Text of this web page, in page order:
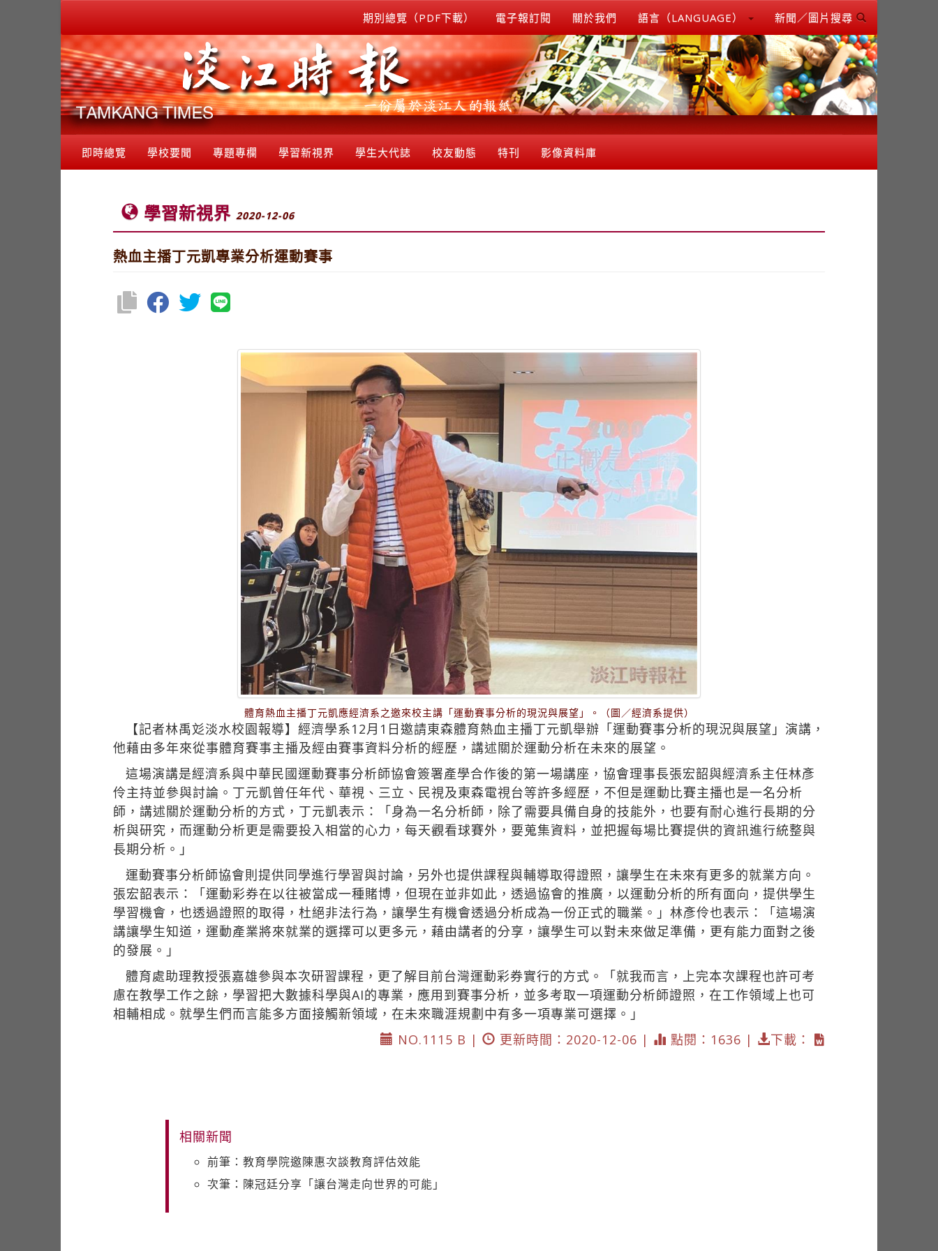
期別總覽（PDF下載） 電子報訂閱 關於我們 語言（LANGUAGE） 新聞／圖片搜尋
即時總覽 學校要聞 專題專欄 學習新視界 學生大代誌 校友動態 特刊 影像資料庫
學習新視界 2020-12-06
熱血主播丁元凱專業分析運動賽事
體育熱血主播丁元凱應經濟系之邀來校主講「運動賽事分析的現況與展望」。（圖／經濟系提供）
【記者林禹彣淡水校園報導】經濟學系12月1日邀請東森體育熱血主播丁元凱舉辦「運動賽事分析的現況與展望」演講，
他藉由多年來從事體育賽事主播及經由賽事資料分析的經歷，講述關於運動分析在未來的展望。
這場演講是經濟系與中華民國運動賽事分析師協會簽署產學合作後的第一場講座，協會理事長張宏韶與經濟系主任林彥
伶主持並參與討論。丁元凱曾任年代、華視、三立、民視及東森電視台等許多經歷，不但是運動比賽主播也是一名分析
師，講述關於運動分析的方式，丁元凱表示：「身為一名分析師，除了需要具備自身的技能外，也要有耐心進行長期的分
析與研究，而運動分析更是需要投入相當的心力，每天觀看球賽外，要蒐集資料，並把握每場比賽提供的資訊進行統整與
長期分析。」
運動賽事分析師協會則提供同學進行學習與討論，另外也提供課程與輔導取得證照，讓學生在未來有更多的就業方向。
張宏韶表示：「運動彩券在以往被當成一種賭博，但現在並非如此，透過協會的推廣，以運動分析的所有面向，提供學生
學習機會，也透過證照的取得，杜絕非法行為，讓學生有機會透過分析成為一份正式的職業。」林彥伶也表示：「這場演
講讓學生知道，運動產業將來就業的選擇可以更多元，藉由講者的分享，讓學生可以對未來做足準備，更有能力面對之後
的發展。」
體育處助理教授張嘉雄參與本次研習課程，更了解目前台灣運動彩券實行的方式。「就我而言，上完本次課程也許可考
慮在教學工作之餘，學習把大數據科學與AI的專業，應用到賽事分析，並多考取一項運動分析師證照，在工作領域上也可
相輔相成。就學生們而言能多方面接觸新領域，在未來職涯規劃中有多一項專業可選擇。」
NO.1115 B |
更新時間：2020-12-06 | 點閱：1636 | 下載：
相關新聞
前筆：教育學院邀陳惠次談教育評估效能
次筆：陳冠廷分享「讓台灣走向世界的可能」